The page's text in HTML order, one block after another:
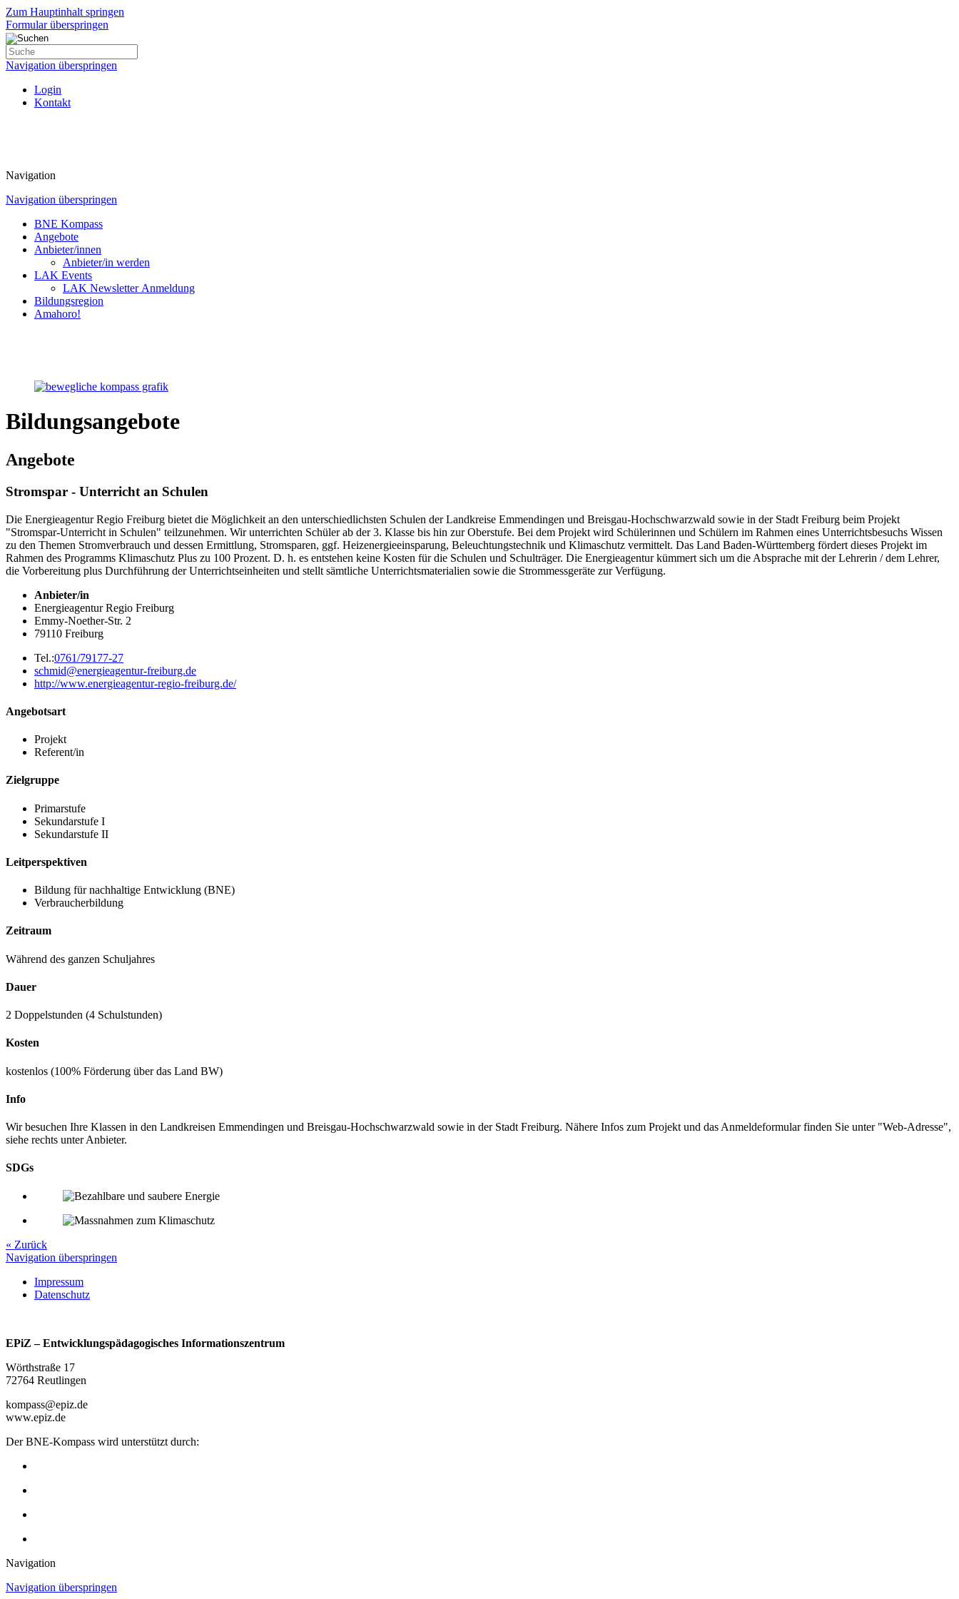
Zum Hauptinhalt springen
Formular überspringen
Navigation überspringen
Login
Kontakt
Navigation
Navigation überspringen
BNE Kompass
Angebote
Anbieter/innen
Anbieter/in werden
LAK Events
LAK Newsletter Anmeldung
Bildungsregion
Amahoro!
Bildungsangebote
Angebote
Stromspar - Unterricht an Schulen
Die Energieagentur Regio Freiburg bietet die Möglichkeit an den unterschiedlichsten Schulen der Landkreise Emmendingen und Breisgau-Hochschwarzwald sowie in der Stadt Freiburg beim Projekt
"Stromspar-Unterricht in Schulen" teilzunehmen. Wir unterrichten Schüler ab der 3. Klasse bis hin zur Oberstufe. Bei dem Projekt wird Schülerinnen und Schülern im Rahmen eines Unterrichtsbesuchs Wissen
zu den Themen Stromverbrauch und dessen Ermittlung, Stromsparen, ggf. Heizenergieeinsparung, Beleuchtungstechnik und Klimaschutz vermittelt. Das Land Baden-Württemberg fördert dieses Projekt im
Rahmen des Programms Klimaschutz Plus zu 100 Prozent. D. h. es entstehen keine Kosten für die Schulen und Schulträger. Die Energieagentur kümmert sich um die Absprache mit der Lehrerin / dem Lehrer,
die Vorbereitung plus Durchführung der Unterrichtseinheiten und stellt sämtliche Unterrichtsmaterialien sowie die Strommessgeräte zur Verfügung.
Anbieter/in
Energieagentur Regio Freiburg
Emmy-Noether-Str. 2
79110 Freiburg
Tel.:0761/79177-27
schmid@energieagentur-freiburg.de
http://www.energieagentur-regio-freiburg.de/
Angebotsart
Projekt
Referent/in
Zielgruppe
Primarstufe
Sekundarstufe I
Sekundarstufe II
Leitperspektiven
Bildung für nachhaltige Entwicklung (BNE)
Verbraucherbildung
Zeitraum
Während des ganzen Schuljahres
Dauer
2 Doppelstunden (4 Schulstunden)
Kosten
kostenlos (100% Förderung über das Land BW)
Info
Wir besuchen Ihre Klassen in den Landkreisen Emmendingen und Breisgau-Hochschwarzwald sowie in der Stadt Freiburg. Nähere Infos zum Projekt und das Anmeldeformular finden Sie unter "Web-Adresse",
siehe rechts unter Anbieter.
SDGs
« Zurück
Navigation überspringen
Impressum
Datenschutz
EPiZ – Entwicklungspädagogisches Informationszentrum
Wörthstraße 17
72764 Reutlingen
kompass@epiz.de
www.epiz.de
Der BNE-Kompass wird unterstützt durch:
Navigation
Navigation überspringen